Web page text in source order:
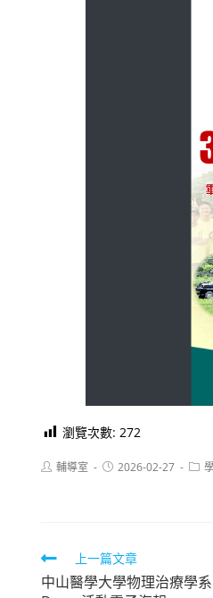
瀏覽次數: 272
Post輔導室
Post2026-02-27
Post
Read
more
上一篇文章
中山醫學大學物理治療學